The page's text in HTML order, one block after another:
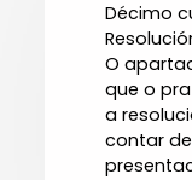
Décimo
O
que o
a
contar